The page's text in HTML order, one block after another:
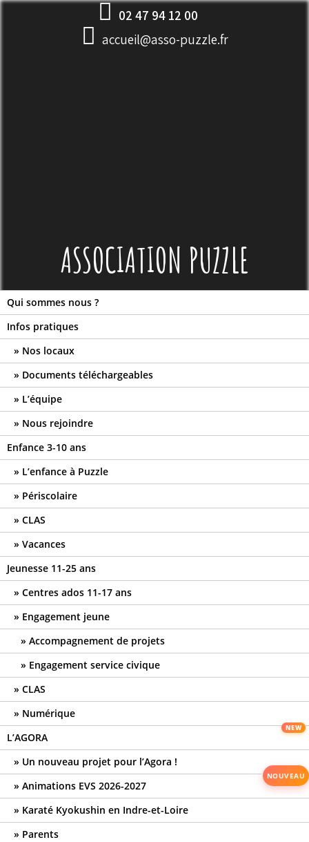
Skip
02 47 94 12 00
accueil@asso-puzzle.fr
ASSOCIATION PUZZLE
Qui sommes nous ?
Infos pratiques
Nos locaux
Documents téléchargeables
L’équipe
Nous rejoindre
Enfance 3-10 ans
L’enfance à Puzzle
Périscolaire
CLAS
Vacances
Jeunesse 11-25 ans
Centres ados 11-17 ans
Engagement jeune
Accompagnement de projets
Engagement service civique
CLAS
Numérique
L’AGORA
Un nouveau projet pour l’Agora !
Animations EVS 2026-2027
Karaté Kyokushin en Indre-et-Loire
Parents